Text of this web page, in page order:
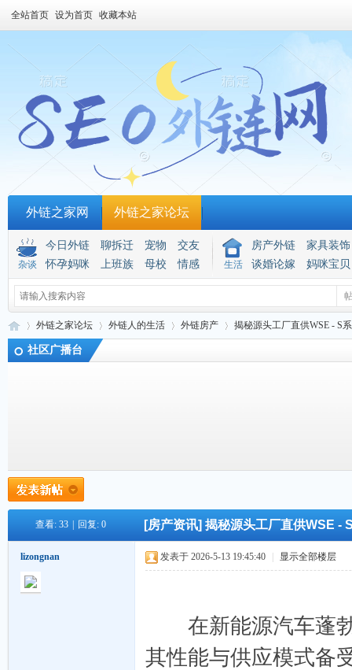
全站首页 设为首页 收藏本站
外链之家网 外链之家论坛
杂谈
今日外链 聊拆迁 宠物
交友
怀孕妈咪
上班族 母校 情感 生活
房产外链
家具装饰
谈婚论嫁
妈咪宝贝
外链之家论坛 外链人的生活 外链房产 揭秘源头工厂直供WSE - S
社区广播台
查看: 33 回复: 0 [房产资讯] 揭秘源头工厂直供WSE -
lizongnan 发表于 2026-5-13 19:45:40 显示全部楼层
在新能源汽车蓬勃
其性能与供应模式备